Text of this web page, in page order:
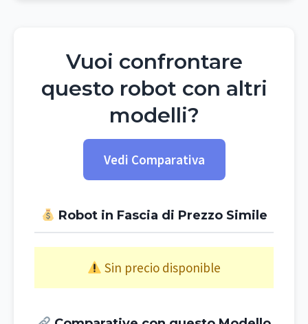
Vuoi confrontare
questo robot con altri
modelli?
Vedi Comparativa
Robot in Fascia di Prezzo Simile
Sin precio disponible